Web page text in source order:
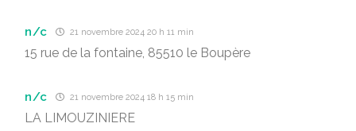
n/c 21 novembre 2024 20 h 11 min
15 rue de la fontaine, 85510 le Boupère
n/c 21 novembre 2024 18 h 15 min
LA LIMOUZINIERE